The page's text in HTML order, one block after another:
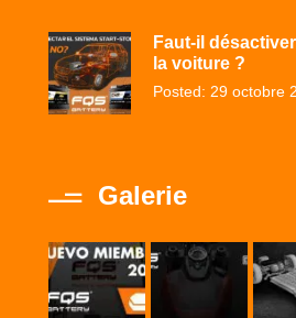
Faut-il
la voiture ?
Posted: 29 octobre
Galerie